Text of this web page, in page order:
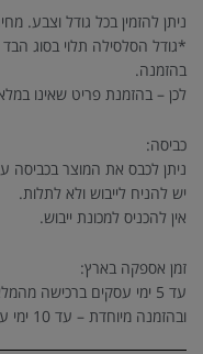
ניתן להזמין בכל גודל וצבע.
*גודל הסלסילה תלוי בסוג
בהזמנה.
לכן – בהזמנת פריט שאינו במלאי, תתכן
כביסה:
ניתן לכבס את המוצר בכביסה
יש להניח לייבוש ולא לתלות.
אין להכניס למכונת ייבוש.
זמן אספקה בארץ:
עד 5 ימי עסקים ברכישה מהמלאי.
ובהזמנה מיוחדת – עד 10 ימי עסקים